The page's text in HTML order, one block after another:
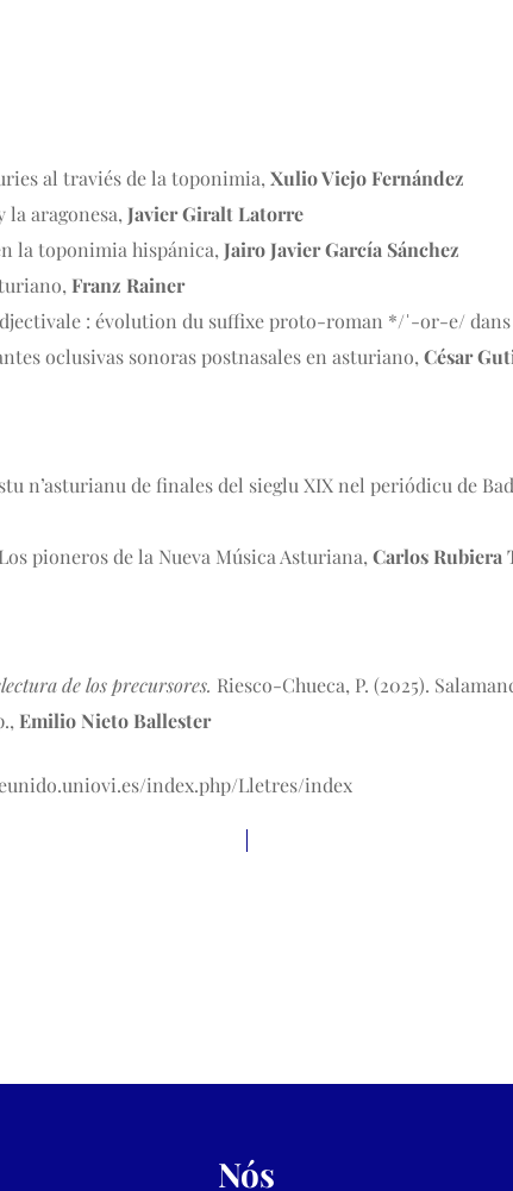
al traviés de la toponimia, Xulio Viejo Fernández
aragonesa, Javier Giralt Latorre
la toponimia hispánica, Jairo Javier García Sánchez
Franz Rainer
: évolution du suffixe proto-roman */ˈ-or-e/
oclusivas sonoras postnasales en asturiano, César
n’asturianu de finales del sieglu XIX nel periódicu de
pioneros de la Nueva Música Asturiana, Carlos Rubiera
de los precursores. Riesco-Chueca, P. (2025).
Emilio Nieto Ballester
index.php/Lletres/index
Nós